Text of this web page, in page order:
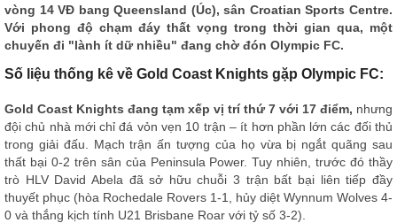
vòng 14 VĐ bang Queensland (Úc), sân Croatian Sports Centre.
Với phong độ chạm đáy thất vọng trong thời gian qua, một
chuyến đi "lành ít dữ nhiều" đang chờ đón Olympic FC.
Số liệu thống kê về Gold Coast Knights gặp Olympic FC:
Gold Coast Knights đang tạm xếp vị trí thứ 7 với 17 điểm, nhưng
đội chủ nhà mới chỉ đá vỏn vẹn 10 trận – ít hơn phần lớn các đối thủ
trong giải đấu. Mạch trận ấn tượng của họ vừa bị ngắt quãng sau
thất bại 0-2 trên sân của Peninsula Power. Tuy nhiên, trước đó thầy
trò HLV David Abela đã sở hữu chuỗi 3 trận bất bại liên tiếp đầy
thuyết phục (hòa Rochedale Rovers 1-1, hủy diệt Wynnum Wolves 4-
0 và thắng kịch tính U21 Brisbane Roar với tỷ số 3-2).